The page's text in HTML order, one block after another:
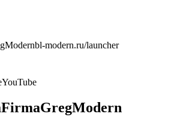
bl-modern.ru/launcher
YouTube